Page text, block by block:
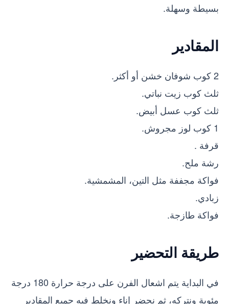
بسيطة وسهلة.
المقادير
2 كوب شوفان خشن أو أكثر.
ثلث كوب زيت نباتي.
ثلث كوب عسل أبيض.
1 كوب لوز مجروش.
قرفة .
رشة ملح.
فواكة مجففة مثل التين، المشمشية.
زبادي.
فواكة طازجة.
طريقة التحضير
في البداية يتم اشعال الفرن على درجة حرارة 180 درجة
مئوية ونتركه، ثم نحضر إناء ونخلط فيه جميع المقادير